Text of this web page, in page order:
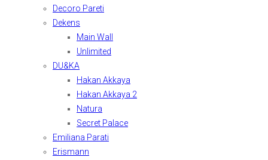
Decoro Pareti
Dekens
Main Wall
Unlimited
DU&KA
Hakan Akkaya
Hakan Akkaya 2
Natura
Secret Palace
Emiliana Parati
Erismann